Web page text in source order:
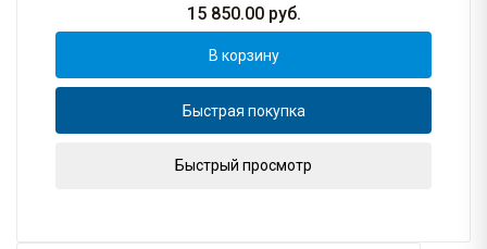
15 850.00руб.
В корзину
Быстрая покупка
Быстрый просмотр